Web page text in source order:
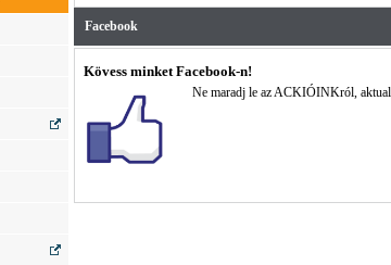
Facebook
Kövess minket Facebook-n!
Ne maradj le az ACKIÓINKról,